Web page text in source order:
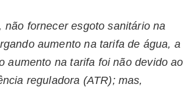
fornecer esgoto sanitário na
aumento na tarifa de água, a
aumento na tarifa foi não devido ao
reguladora (ATR); mas,